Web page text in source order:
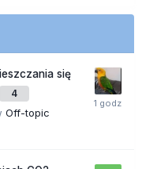
się
4
Off-topic